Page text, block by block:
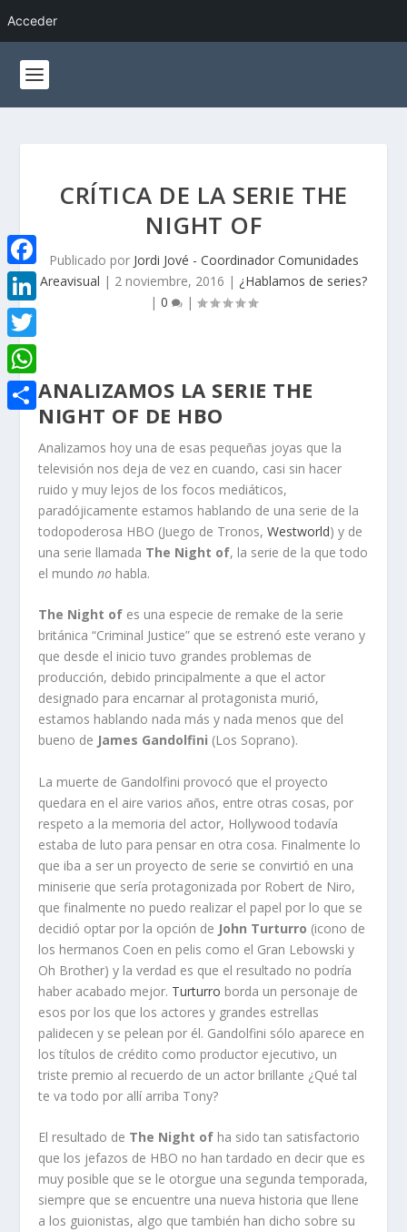
Acceder
CRÍTICA DE LA SERIE THE
NIGHT OF
Publicado por Jordi Jové - Coordinador Comunidades
Areavisual | 2 noviembre, 2016 | ¿Hablamos de series?
| 0 |
ANALIZAMOS LA SERIE THE
NIGHT OF DE HBO
Analizamos hoy una de esas pequeñas joyas que la
televisión nos deja de vez en cuando, casi sin hacer
ruido y muy lejos de los focos mediáticos,
paradójicamente estamos hablando de una serie de la
todopoderosa HBO (Juego de Tronos,Westworld) y de
una serie llamada The Night of, la serie de la que todo
el mundono habla.
The Night of es una especie de remake de la serie
británica “Criminal Justice” que se estrenó este verano y
que desde el inicio tuvo grandes problemas de
producción, debido principalmente a que el actor
designado para encarnar al protagonista murió,
estamos hablando nada más y nada menos que del
bueno de James Gandolfini (Los Soprano).
La muerte de Gandolfini provocó que el proyecto
quedara en el aire varios años, entre otras cosas, por
respeto a la memoria del actor, Hollywood todavía
estaba de luto para pensar en otra cosa. Finalmente lo
que iba a ser un proyecto de serie se convirtió en una
miniserie que sería protagonizada por Robert de Niro,
que finalmente no puedo realizar el papel por lo que se
decidió optar por la opción de John Turturro (icono de
los hermanos Coen en pelis como el Gran Lebowski y
Oh Brother) y la verdad es que el resultado no podría
haber acabado mejor. Turturro borda un personaje de
esos por los que los actores y grandes estrellas
palidecen y se pelean por él. Gandolfini sólo aparece en
los títulos de crédito como productor ejecutivo, un
triste premio al recuerdo de un actor brillante ¿Qué tal
te va todo por allí arriba Tony?
El resultado de The Night of ha sido tan satisfactorio
que los jefazos de HBO no han tardado en decir que es
muy posible que se le otorgue una segunda temporada,
siempre que se encuentre una nueva historia que llene
a los guionistas, algo que también han dicho sobre su
F
a
c
e
b
L
i
n
k
T
w
i
W